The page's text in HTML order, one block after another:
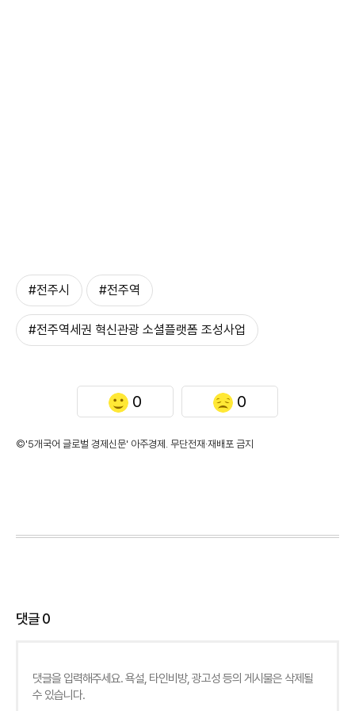
#전주시 #전주역
#전주역세권 혁신관광 소셜플랫폼 조성사업
0 0
©'5개국어 글로벌 경제신문' 아주경제. 무단전재·재배포 금지
댓글0